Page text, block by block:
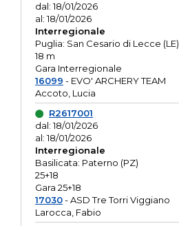
dal: 18/01/2026
al: 18/01/2026
Interregionale
Puglia: San Cesario di Lecce (LE)
18 m
Gara Interregionale
16099 - EVO' ARCHERY TEAM
Accoto, Lucia
R2617001
dal: 18/01/2026
al: 18/01/2026
Interregionale
Basilicata: Paterno (PZ)
25+18
Gara 25+18
17030- ASD Tre Torri Viggiano
Larocca, Fabio